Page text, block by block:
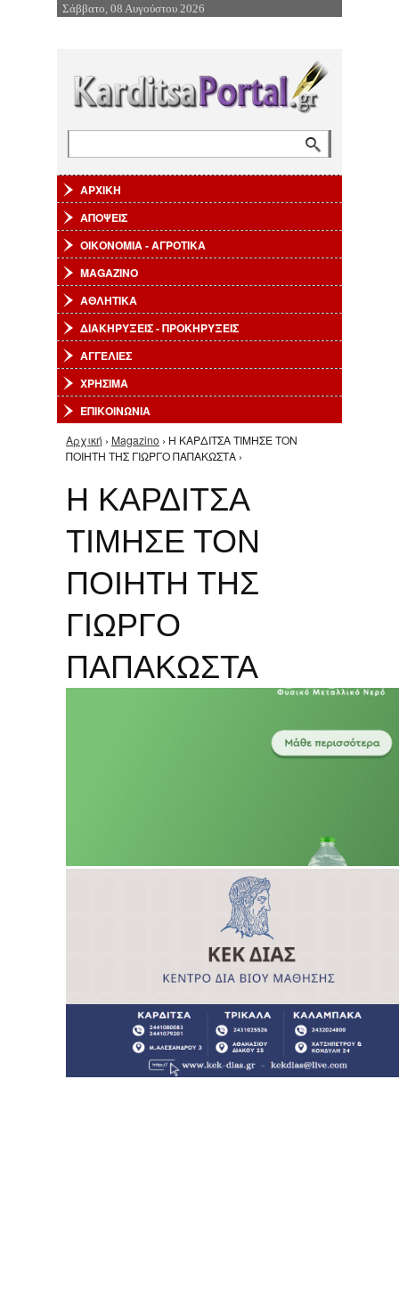
Επιστροφή στην Πλοήγηση
Σάββατο, 08 Αυγούστου 2026
ΑΡΧΙΚΗ
ΑΠΟΨΕΙΣ
ΟΙΚΟΝΟΜΙΑ - ΑΓΡΟΤΙΚΑ
MAGAZINO
ΑΘΛΗΤΙΚΑ
ΔΙΑΚΗΡΥΞΕΙΣ - ΠΡΟΚΗΡΥΞΕΙΣ
ΑΓΓΕΛΙΕΣ
ΧΡΗΣΙΜΑ
ΕΠΙΚΟΙΝΩΝΙΑ
Είστε εδώ
Αρχική › Magazino › Η ΚΑΡΔΙΤΣΑ ΤΙΜΗΣΕ ΤΟΝ
ΠΟΙΗΤΗ ΤΗΣ ΓΙΩΡΓΟ ΠΑΠΑΚΩΣΤΑ ›
Η ΚΑΡΔΙΤΣΑ
ΤΙΜΗΣΕ ΤΟΝ
ΠΟΙΗΤΗ ΤΗΣ
ΓΙΩΡΓΟ
ΠΑΠΑΚΩΣΤΑ